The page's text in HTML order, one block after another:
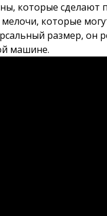
которые
которые
размер, он
машине.